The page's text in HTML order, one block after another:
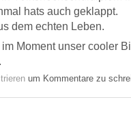
hats auch geklappt.
dem echten Leben.
Moment unser cooler
um Kommentare zu